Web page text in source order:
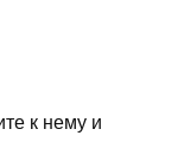
к нему и